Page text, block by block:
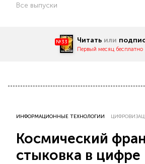
Все выпуски
№33 Читать или
Первый месяц бесплатно
ИНФОРМАЦИОННЫЕ ТЕХНОЛОГИИ
Космический
стыковка в цифре